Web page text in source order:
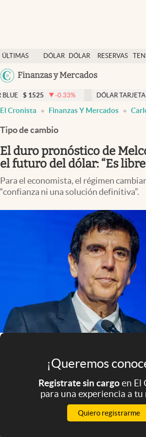
ÚLTIMAS
NOTICIAS
DÓLAR
DÓLAR
RESERVAS
Finanzas y Mercados
Dólar
Members
Economía y Política
Finanzas y Mercados
Mercados Online
Negocios
Columnistas
Eventos Corporativos
El Cronista Studio
Mediakit
Argentina
-0.33% DÓLAR TARJETA $ 1976
El Cronista Finanzas Y Mercados
Tipo de cambio
El duro pronóstico de
el futuro del dólar: “Es
Para el economista, el régimen
“confianza ni una solución definitiva”.
¡Queremos
Registrate sin cargoen El
para una experiencia a tu
Quiero registrarme